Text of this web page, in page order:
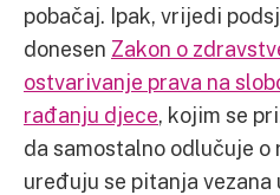
pobačaj. Ipak, vrijedi
donesen Zakon o
ostvarivanje prava na
rađanju djece, kojim se
da samostalno odlučuje o
uređuju se pitanja